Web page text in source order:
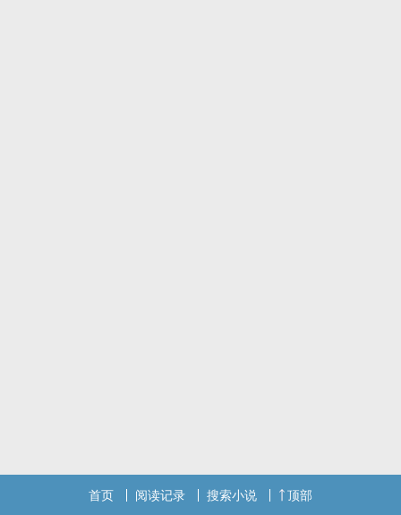
首页 阅读记录 搜索小说 顶部